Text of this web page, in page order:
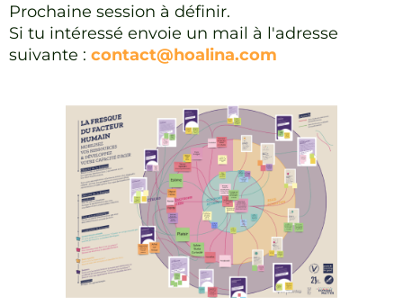
Prochaine session à définir.
Si tu intéressé envoie un mail à l'adresse
suivante : contact@hoalina.com